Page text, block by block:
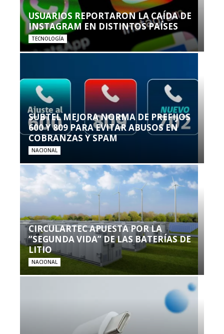
USUARIOS REPORTARON LA CAÍDA DE
INSTAGRAM EN DISTINTOS PAÍSES
TECNOLOGÍA
SUBTEL MEJORA NORMA DE PREFIJOS
600 Y 809 PARA EVITAR ABUSOS EN
COBRANZAS Y SPAM
NACIONAL
CIRCULARTEC APUESTA POR LA
“SEGUNDA VIDA” DE LAS BATERÍAS DE
LITIO
NACIONAL